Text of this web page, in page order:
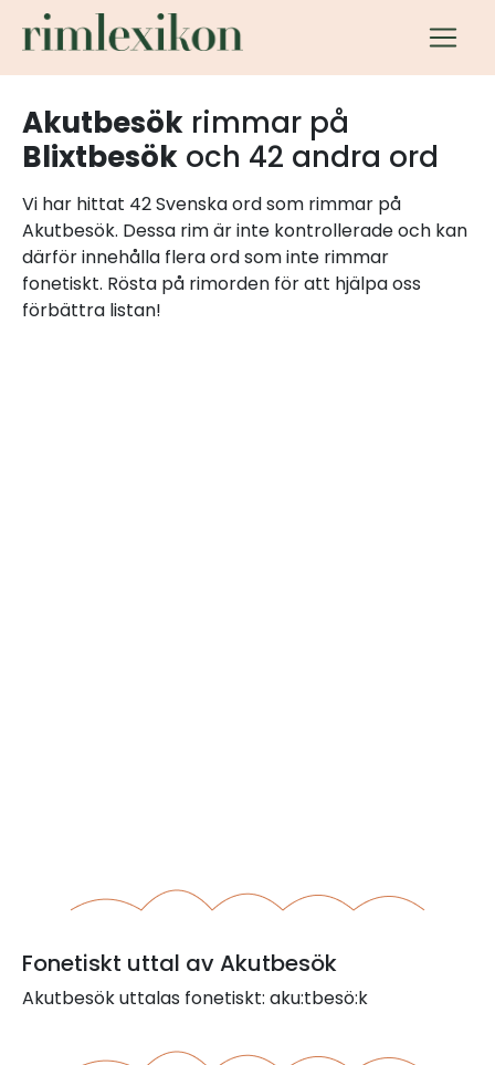
Akutbesök rimmar på
Blixtbesök och 42 andra ord
Vi har hittat 42 Svenska ord som rimmar på
Akutbesök. Dessa rim är inte kontrollerade och kan
därför innehålla flera ord som inte rimmar
fonetiskt. Rösta på rimorden för att hjälpa oss
förbättra listan!
Fonetiskt uttal av Akutbesök
Akutbesök uttalas fonetiskt: aku:tbesö:k